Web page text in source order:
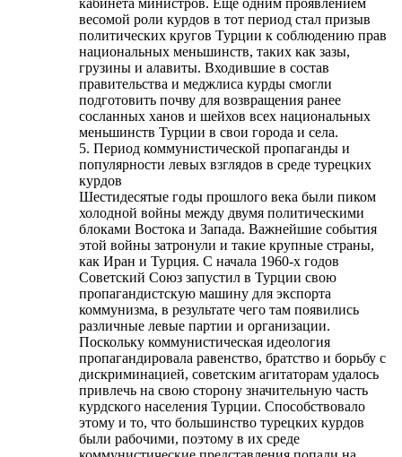
кабинета министров. Еще одним проявлением
весомой роли курдов в тот период стал призыв
политических кругов Турции к соблюдению прав
национальных меньшинств, таких как зазы,
грузины и алавиты. Входившие в состав
правительства и меджлиса курды смогли
подготовить почву для возвращения ранее
сосланных ханов и шейхов всех национальных
меньшинств Турции в свои города и села.
5. Период коммунистической пропаганды и
популярности левых взглядов в среде турецких
курдов
Шестидесятые годы прошлого века были пиком
холодной войны между двумя политическими
блоками Востока и Запада. Важнейшие события
этой войны затронули и такие крупные страны,
как Иран и Турция. С начала 1960-х годов
Советский Союз запустил в Турции свою
пропагандистскую машину для экспорта
коммунизма, в результате чего там появились
различные левые партии и организации.
Поскольку коммунистическая идеология
пропагандировала равенство, братство и борьбу с
дискриминацией, советским агитаторам удалось
привлечь на свою сторону значительную часть
курдского населения Турции. Способствовало
этому и то, что большинство турецких курдов
были рабочими, поэтому в их среде